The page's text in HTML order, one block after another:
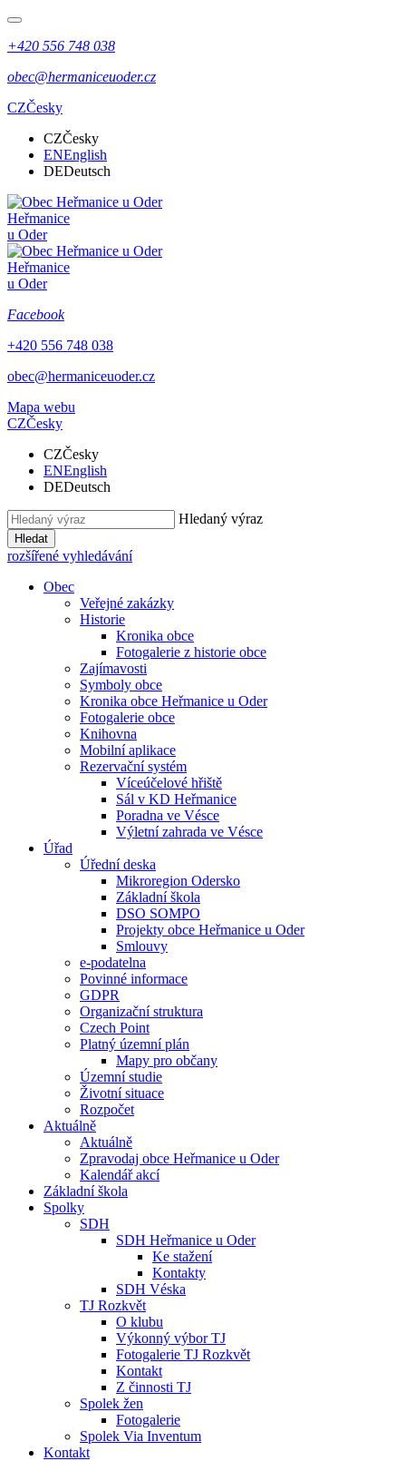
+420 556 748 038
obec@hermaniceuoder.cz
CZČesky
CZČesky
ENEnglish
DEDeutsch
Heřmanice
u Oder
Heřmanice
u Oder
Facebook
+420 556 748 038
obec@hermaniceuoder.cz
Mapa webu
CZČesky
CZČesky
ENEnglish
DEDeutsch
Hledaný výraz
Hledat
rozšířené vyhledávání
Obec
Veřejné zakázky
Historie
Kronika obce
Fotogalerie z historie obce
Zajímavosti
Symboly obce
Kronika obce Heřmanice u Oder
Fotogalerie obce
Knihovna
Mobilní aplikace
Rezervační systém
Víceúčelové hřiště
Sál v KD Heřmanice
Poradna ve Vésce
Výletní zahrada ve Vésce
Úřad
Úřední deska
Mikroregion Odersko
Základní škola
DSO SOMPO
Projekty obce Heřmanice u Oder
Smlouvy
e-podatelna
Povinné informace
GDPR
Organizační struktura
Czech Point
Platný územní plán
Mapy pro občany
Územní studie
Životní situace
Rozpočet
Aktuálně
Aktuálně
Zpravodaj obce Heřmanice u Oder
Kalendář akcí
Základní škola
Spolky
SDH
SDH Heřmanice u Oder
Ke stažení
Kontakty
SDH Véska
TJ Rozkvět
O klubu
Výkonný výbor TJ
Fotogalerie TJ Rozkvět
Kontakt
Z činnosti TJ
Spolek žen
Fotogalerie
Spolek Via Inventum
Kontakt